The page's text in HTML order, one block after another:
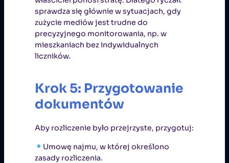
sprawdza się głównie w sytuacjach, gdy
zużycie mediów jest trudne do
precyzyjnego monitorowania, np. w
mieszkaniach bez indywidualnych
liczników.
Krok 5: Przygotowanie
dokumentów
Aby rozliczenie było przejrzyste, przygotuj:
Umowę najmu, w której określono
zasady rozliczenia.